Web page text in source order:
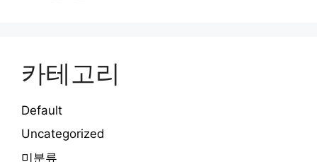
카테고리
Default
Uncategorized
미분류